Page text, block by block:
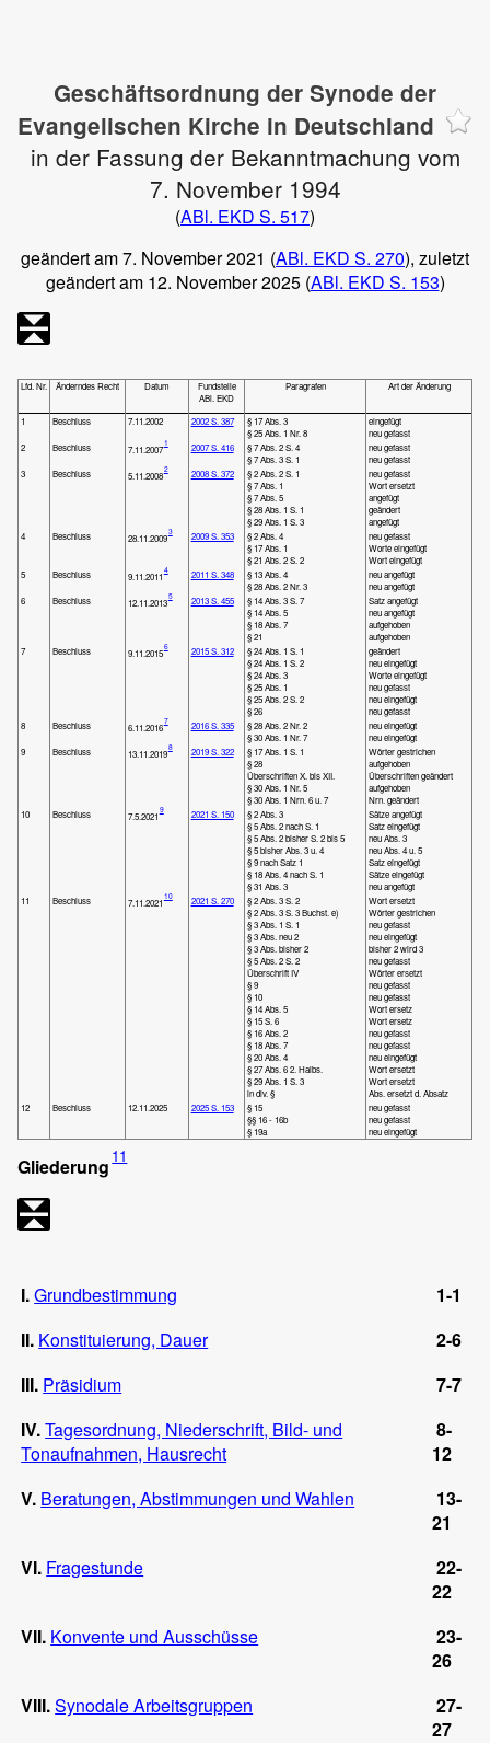
Geschäftsordnung der Synode der
Evangelischen Kirche in Deutschland
in der Fassung der Bekanntmachung vom
7. November 1994
(ABl. EKD S. 517)
geändert am 7. November 2021 (ABl. EKD S. 270), zuletzt
geändert am 12. November 2025 (ABl. EKD S. 153)
Lfd. Nr. Änderndes Recht Datum
Fundstelle
ABl. EKD
Paragrafen Art der Änderung
1 Beschluss 7.11.2002 2002 S. 387
§ 17 Abs. 3
§ 25 Abs. 1 Nr. 8
eingefügt
neu gefasst
2
Beschluss 7.11.2007
1 2007 S. 416
§ 7 Abs. 2 S. 4
§ 7 Abs. 3 S. 1
neu gefasst
neu gefasst
3
Beschluss 5.11.2008
2 2008 S. 372
§ 2 Abs. 2 S. 1
§ 7 Abs. 1
§ 7 Abs. 5
§ 28 Abs. 1 S. 1
§ 29 Abs. 1 S. 3
neu gefasst
Wort ersetzt
angefügt
geändert
angefügt
4
Beschluss 28.11.2009
3 2009 S. 353
§ 2 Abs. 4
§ 17 Abs. 1
§ 21 Abs. 2 S. 2
neu gefasst
Worte eingefügt
Wort eingefügt
5
Beschluss 9.11.2011
4 2011 S. 348
§ 13 Abs. 4
§ 28 Abs. 2 Nr. 3
neu angefügt
neu angefügt
6
Beschluss 12.11.2013
5 2013 S. 455
§ 14 Abs. 3 S. 7
§ 14 Abs. 5
§ 18 Abs. 7
§ 21
Satz angefügt
neu angefügt
aufgehoben
aufgehoben
7
Beschluss 9.11.2015
6 2015 S. 312
§ 24 Abs. 1 S. 1
§ 24 Abs. 1 S. 2
§ 24 Abs. 3
§ 25 Abs. 1
§ 25 Abs. 2 S. 2
§ 26
geändert
neu eingefügt
Worte eingefügt
neu gefasst
neu eingefügt
neu gefasst
8
Beschluss 6.11.2016
7 2016 S. 335
§ 28 Abs. 2 Nr. 2
§ 30 Abs. 1 Nr. 7
neu eingefügt
neu eingefügt
9
Beschluss 13.11.2019
8 2019 S. 322
§ 17 Abs. 1 S. 1
§ 28
Überschriften X. bis XII.
§ 30 Abs. 1 Nr. 5
§ 30 Abs. 1 Nrn. 6 u. 7
Wörter gestrichen
aufgehoben
Überschriften geändert
aufgehoben
Nrn. geändert
10
Beschluss 7.5.2021
9 2021 S. 150
§ 2 Abs. 3
§ 5 Abs. 2 nach S. 1
§ 5 Abs. 2 bisher S. 2 bis 5
§ 5 bisher Abs. 3 u. 4
§ 9 nach Satz 1
§ 18 Abs. 4 nach S. 1
§ 31 Abs. 3
Sätze angefügt
Satz eingefügt
neu Abs. 3
neu Abs. 4 u. 5
Satz eingefügt
Sätze eingefügt
neu angefügt
11
Beschluss 7.11.2021
10 2021 S. 270
§ 2 Abs. 3 S. 2
§ 2 Abs. 3 S. 3 Buchst. e)
§ 3 Abs. 1 S. 1
§ 3 Abs. neu 2
§ 3 Abs. bisher 2
§ 5 Abs. 2 S. 2
Überschrift IV
§ 9
§ 10
§ 14 Abs. 5
§ 15 S. 6
§ 16 Abs. 2
§ 18 Abs. 7
§ 20 Abs. 4
§ 27 Abs. 6 2. Halbs.
§ 29 Abs. 1 S. 3
in div. §
Wort ersetzt
Wörter gestrichen
neu gefasst
neu eingefügt
bisher 2 wird 3
neu gefasst
Wörter ersetzt
neu gefasst
neu gefasst
Wort ersetz
Wort ersetz
neu gefasst
neu gefasst
neu eingefügt
Wort ersetzt
Wort ersetzt
Abs. ersetzt d. Absatz
12
Beschluss 12.11.2025 2025 S. 153
§ 15
§§ 16 - 16b
§ 19a
neu gefasst
neu gefasst
neu eingefügt
Gliederung 11
I.Grundbestimmung
1-1
II. Konstituierung, Dauer
2-6
III. Präsidium
7-7
IV.Tagesordnung, Niederschrift, Bild- und
Tonaufnahmen, Hausrecht
8-
12
V. Beratungen, Abstimmungen und Wahlen
13-
21
VI. Fragestunde
22-
22
VII. Konvente und Ausschüsse
23-
26
VIII.Synodale Arbeitsgruppen
27-
27